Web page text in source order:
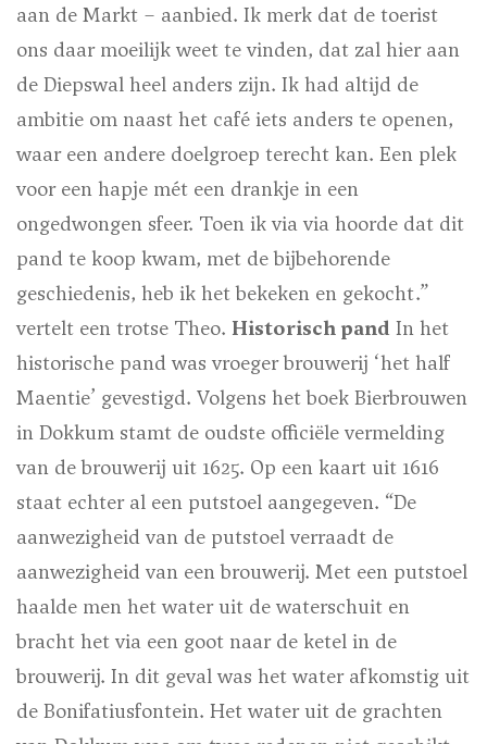
aan de Markt – aanbied. Ik merk dat de toerist
ons daar moeilijk weet te vinden, dat zal hier aan
de Diepswal heel anders zijn. Ik had altijd de
ambitie om naast het café iets anders te openen,
waar een andere doelgroep terecht kan. Een plek
voor een hapje mét een drankje in een
ongedwongen sfeer. Toen ik via via hoorde dat dit
pand te koop kwam, met de bijbehorende
geschiedenis, heb ik het bekeken en gekocht.”
vertelt een trotse Theo. Historisch pand In het
historische pand was vroeger brouwerij ‘het half
Maentie’ gevestigd. Volgens het boek Bierbrouwen
in Dokkum stamt de oudste officiële vermelding
van de brouwerij uit 1625. Op een kaart uit 1616
staat echter al een putstoel aangegeven. “De
aanwezigheid van de putstoel verraadt de
aanwezigheid van een brouwerij. Met een putstoel
haalde men het water uit de waterschuit en
bracht het via een goot naar de ketel in de
brouwerij. In dit geval was het water afkomstig uit
de Bonifatiusfontein. Het water uit de grachten